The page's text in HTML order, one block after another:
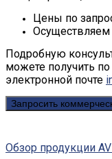
Цены по
Осуществляем
Подробную
можете получить
электронной почте
Запросить
Обзор продукции